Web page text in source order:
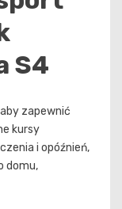
S4
zapewnić
kursy
i opóźnień,
domu,